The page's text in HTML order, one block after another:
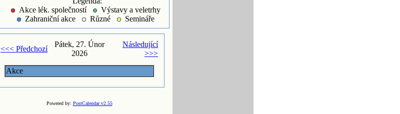
Akce lék. společností
Výstavy a veletrhy
Zahraniční akce
Různé Semináře
<<< Předchozí
Pátek, 27. Únor
2026
Následující
>>>
Akce
Powered by: PostCalendar v2.55